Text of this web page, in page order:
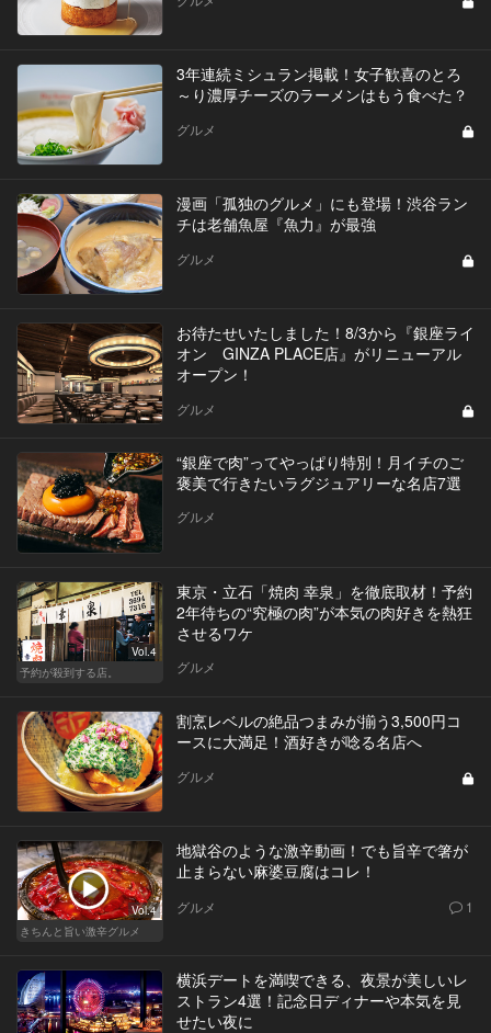
3年連続ミシュラン掲載！女子歓喜のとろ
～り濃厚チーズのラーメンはもう食べた？
グルメ
漫画「孤独のグルメ」にも登場！渋谷ラン
チは老舗魚屋『魚力』が最強
グルメ
お待たせいたしました！8/3から『銀座ライ
オン GINZA PLACE店』がリニューアル
オープン！
グルメ
“銀座で肉”ってやっぱり特別！月イチのご
褒美で行きたいラグジュアリーな名店7選
グルメ
Vol.4
予約が殺到する店。
東京・立石「焼肉 幸泉」を徹底取材！予約
2年待ちの“究極の肉”が本気の肉好きを熱狂
させるワケ
グルメ
割烹レベルの絶品つまみが揃う3,500円コ
ースに大満足！酒好きが唸る名店へ
グルメ
Vol.4
きちんと旨い激辛グルメ
地獄谷のような激辛動画！でも旨辛で箸が
止まらない麻婆豆腐はコレ！
グルメ 1
横浜デートを満喫できる、夜景が美しいレ
ストラン4選！記念日ディナーや本気を見
せたい夜に